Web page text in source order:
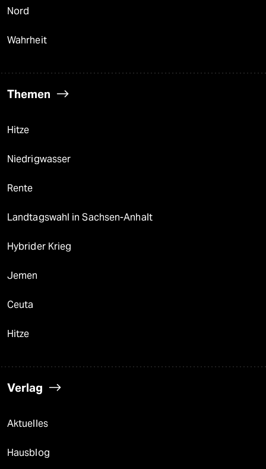
Nord
Wahrheit
Themen
Hitze
Niedrigwasser
Rente
Landtagswahl in Sachsen-Anhalt
Hybrider Krieg
Jemen
Ceuta
Hitze
Verlag
Aktuelles
Hausblog